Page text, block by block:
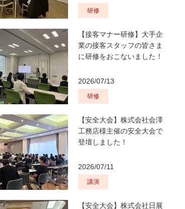
研修
【接客マナー研修】大手企
業の接客スタッフの皆さま
に研修をおこないました！
2026/07/13
研修
【安全大会】株式会社会澤
工務店様主催の安全大会で
登壇しました！
2026/07/11
講演
【安全大会】株式会社日展